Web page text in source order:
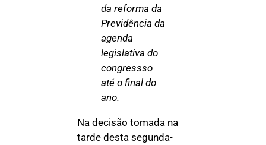
da reforma da
Previdência da
agenda
legislativa do
congressso
até o final do
ano.
Na decisão tomada na
tarde desta segunda-